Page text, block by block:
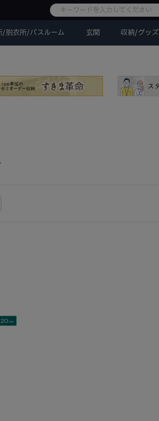
/脱衣所/バスルーム 玄関 収納/グッズ